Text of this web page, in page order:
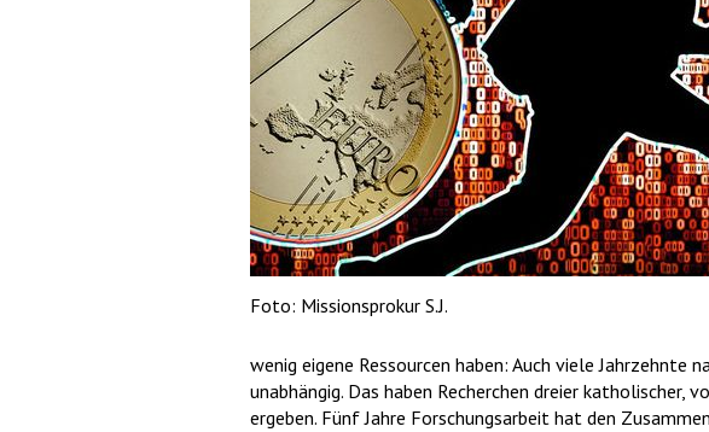
Foto: Missionsprokur S.J.
wenig eigene Ressourcen haben: Auch viele
unabhängig. Das haben Recherchen dreier
ergeben. Fünf Jahre Forschungsarbeit hat den